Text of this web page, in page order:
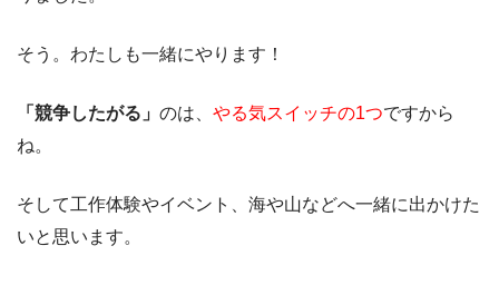
そう。わたしも一緒にやります！
「競争したがる」 のは、 やる気スイッチの1つですから
ね。
そして工作体験やイベント、海や山などへ一緒に出かけた
いと思います。